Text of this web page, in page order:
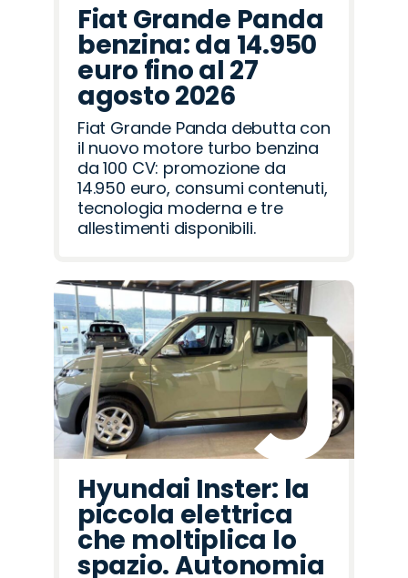
Fiat Grande Panda
benzina: da 14.950
euro fino al 27
agosto 2026
Fiat Grande Panda debutta con
il nuovo motore turbo benzina
da 100 CV: promozione da
14.950 euro, consumi contenuti,
tecnologia moderna e tre
allestimenti disponibili.
Hyundai Inster: la
piccola elettrica
che moltiplica lo
spazio. Autonomia